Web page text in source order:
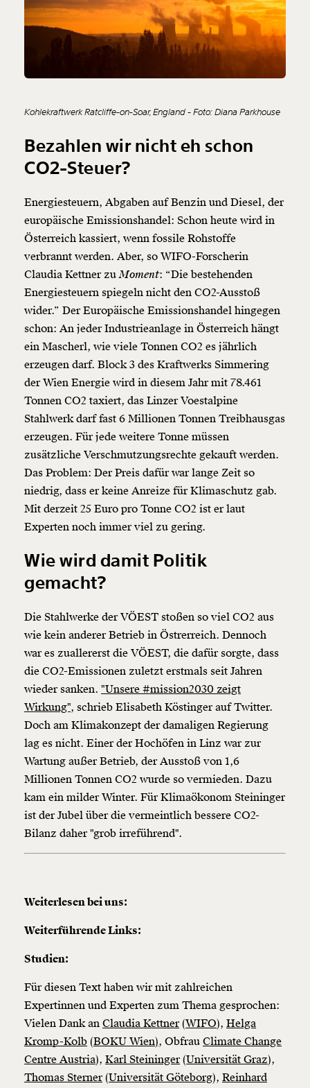
Kohlekraftwerk Ratcliffe-on-Soar, England - Foto: Diana Parkhouse
Bezahlen wir nicht eh schon
CO2-Steuer?
Energiesteuern, Abgaben auf Benzin und Diesel, der
europäische Emissionshandel: Schon heute wird in
Österreich kassiert, wenn fossile Rohstoffe
verbrannt werden. Aber, so WIFO-Forscherin
Claudia Kettner zuMoment: “Die bestehenden
Energiesteuern spiegeln nicht den CO2-Ausstoß
wider.” Der Europäische Emissionshandel hingegen
schon: An jeder Industrieanlage in Österreich hängt
ein Mascherl, wie viele Tonnen CO2 es jährlich
erzeugen darf. Block 3 des Kraftwerks Simmering
der Wien Energie wird in diesem Jahr mit 78.461
Tonnen CO2 taxiert, das Linzer Voestalpine
Stahlwerk darf fast 6 Millionen Tonnen Treibhausgas
erzeugen. Für jede weitere Tonne müssen
zusätzliche Verschmutzungsrechte gekauft werden.
Das Problem: Der Preis dafür war lange Zeit so
niedrig, dass er keine Anreize für Klimaschutz gab.
Mit derzeit 25 Euro pro Tonne CO2 ist er laut
Experten noch immer viel zu gering.
Wie wird damit Politik
gemacht?
Die Stahlwerke der VÖEST stoßen so viel CO2 aus
wie kein anderer Betrieb in Östrerreich. Dennoch
war es zuallererst die VÖEST, die dafür sorgte, dass
die CO2-Emissionen zuletzt erstmals seit Jahren
wieder sanken. "Unsere #mission2030 zeigt
Wirkung", schrieb Elisabeth Köstinger auf Twitter.
Doch am Klimakonzept der damaligen Regierung
lag es nicht. Einer der Hochöfen in Linz war zur
Wartung außer Betrieb, der Ausstoß von 1,6
Millionen Tonnen CO2 wurde so vermieden. Dazu
kam ein milder Winter. Für Klimaökonom Steininger
ist der Jubel über die vermeintlich bessere CO2-
Bilanz daher "grob irreführend".
Weiterlesen bei uns:
Weiterführende Links:
Studien:
Für diesen Text haben wir mit zahlreichen
Expertinnen und Experten zum Thema gesprochen:
Vielen Dank an Claudia Kettner(WIFO), Helga
Kromp-Kolb (BOKU Wien), Obfrau Climate Change
Centre Austria), Karl Steininger(Universität Graz),
Thomas Sterner(Universität Göteborg), Reinhard